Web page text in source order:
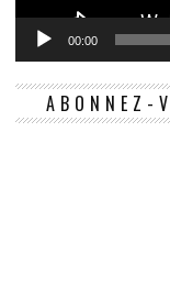
00:00
ABONNEZ-